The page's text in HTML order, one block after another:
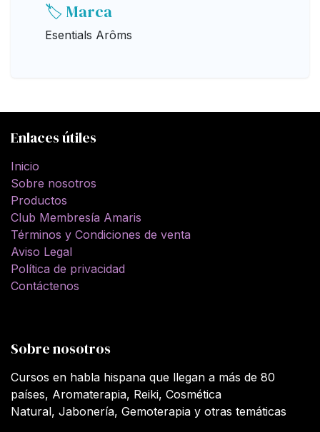
🏷️ Marca
Esentials Arôms
Enlaces útiles
Inicio
Sobre nosotros
Productos
Club Membresía Amaris
Términos y Condiciones de venta
Aviso Legal
Política de privacidad
Contáctenos
Sobre nosotros
Cursos en habla hispana que llegan a más de 80
países, Aromaterapia, Reiki, Cosmética
Natural, Jabonería, Gemoterapia y otras temáticas